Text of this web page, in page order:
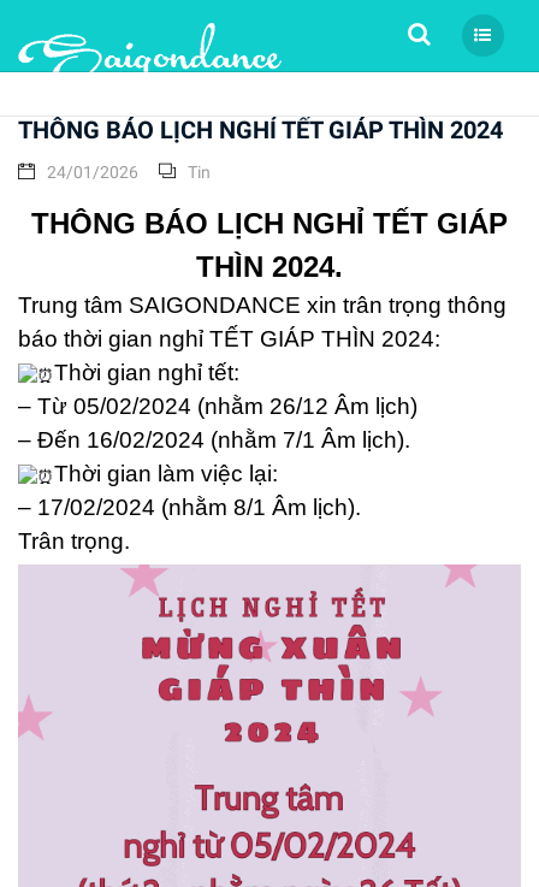
Tìm kiếm
THÔNG BÁO LỊCH NGHỈ TẾT GIÁP THÌN 2024
24/01/2026 Tin
THÔNG BÁO LỊCH NGHỈ TẾT GIÁP
THÌN 2024.
Trung tâm SAIGONDANCE xin trân trọng thông
báo thời gian nghỉ TẾT GIÁP THÌN 2024:
Thời gian nghỉ tết:
– Từ 05/02/2024 (nhằm 26/12 Âm lịch)
– Đến 16/02/2024 (nhằm 7/1 Âm lịch).
Thời gian làm việc lại:
– 17/02/2024 (nhằm 8/1 Âm lịch).
Trân trọng.